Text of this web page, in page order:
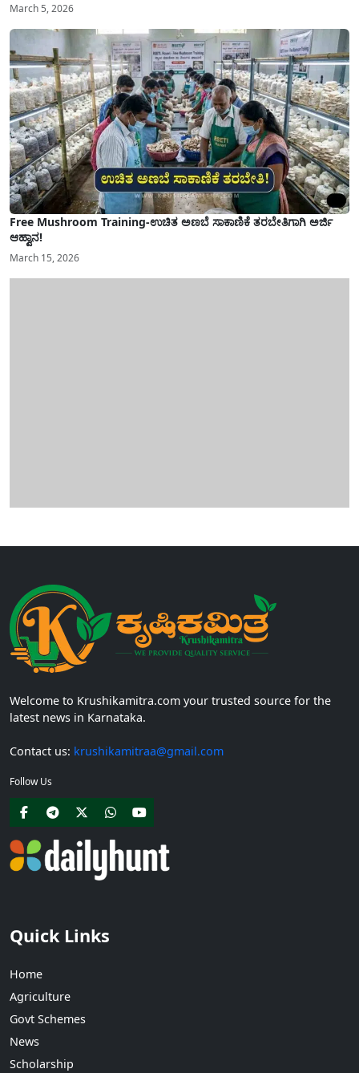
March 5, 2026
Free Mushroom Training-ಉಚಿತ ಅಣಬೆ ಸಾಕಾಣಿಕೆ ತರಬೇತಿಗಾಗಿ ಅರ್ಜಿ
ಆಹ್ವಾನ!
March 15, 2026
Welcome to Krushikamitra.com your trusted source for the
latest news in Karnataka.
Contact us: krushikamitraa@gmail.com
Follow Us
Quick Links
Home
Agriculture
Govt Schemes
News
Scholarship